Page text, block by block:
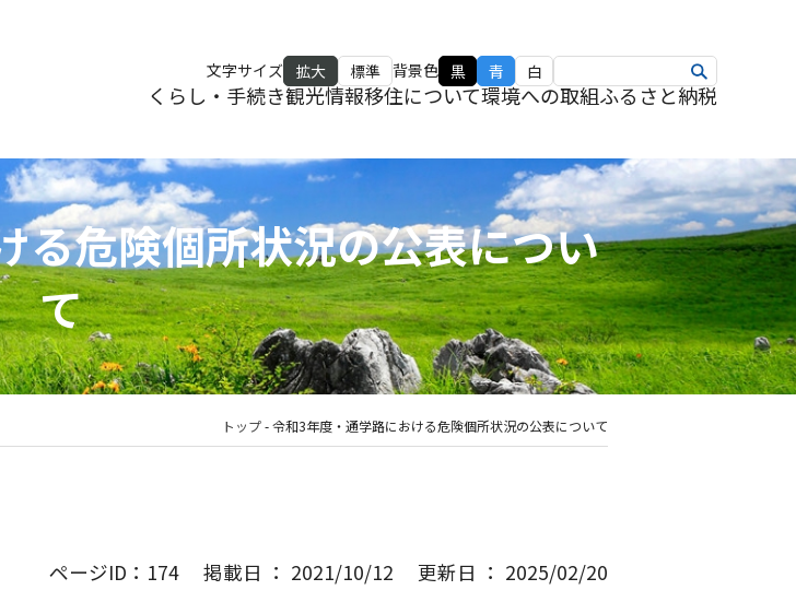
文字サイズ 拡大 標準 背景色 黒 青 白
くらし・手続き観光情報移住について環境への取組ふるさと納税
る危険個所状況の公表につい
て
トップ-令和3年度・通学路における危険個所状況の公表について
ページID：174 掲載日 ： 2021/10/12 更新日 ： 2025/02/20